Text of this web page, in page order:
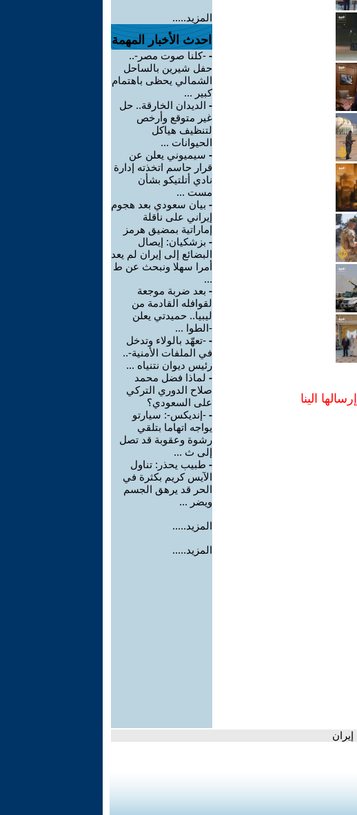
الينا
المزيد.....
احدث الأخبار المهمة
- -كلنا صوت مصر-..
حفل شيرين بالساحل
الشمالي يحظى باهتمام
كبير ...
- الديدان الخارقة.. حل
غير متوقع وأرخص
لتنظيف هياكل
الحيوانات ...
- سيميوني يعلن عن
قرار حاسم اتخذته إدارة
نادي أتلتيكو بشأن
مست ...
- بيان سعودي بعد هجوم
إيراني على ناقلة
إماراتية بمضيق هرمز
- بزشكيان: إيصال
البضائع إلى إيران لم يعد
أمرا سهلا ونبحث عن ط
...
- بعد ضربة موجعة
لقوافله القادمة من
ليبيا.. حميدتي يعلن
-الطوا ...
- -تعهّد بالولاء وتدخل
في الملفات الأمنية-..
رئيس ديوان نتنياه ...
- لماذا فضل محمد
صلاح الدوري التركي
على السعودي؟
- -إنديكس-: سيارتو
يواجه اتهاما بتلقي
رشوة وعقوبة قد تصل
إلى ث ...
- طبيب يحذر: تناول
الآيس كريم بكثرة في
الحر قد يرهق الجسم
ويضر ...
المزيد.....
المزيد.....